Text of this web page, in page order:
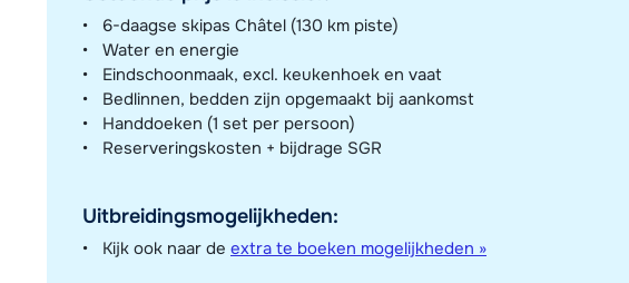
6-daagse skipas Châtel (130 km piste)
Water en energie
Eindschoonmaak, excl. keukenhoek en vaat
Bedlinnen, bedden zijn opgemaakt bij aankomst
Handdoeken (1 set per persoon)
Reserveringskosten + bijdrage SGR
Uitbreidingsmogelijkheden:
Kijk ook naar de extra te boeken mogelijkheden »